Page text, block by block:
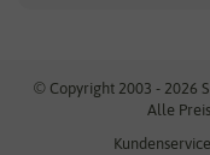
Maissamen
© Copyright 2003 - 2026
Alle